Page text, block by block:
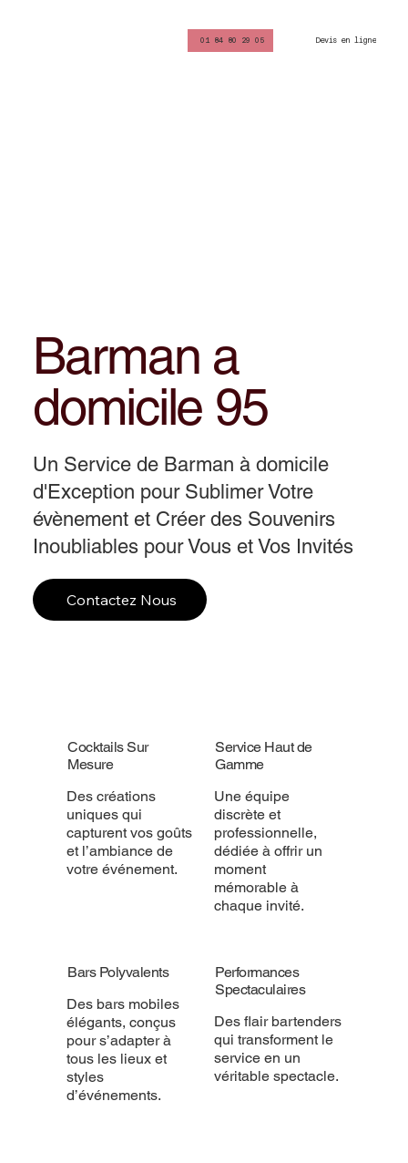
01 84 80 29 05 Devis en ligne
Barman a
domicile 95
Un Service de Barman à domicile
d'Exception pour Sublimer Votre
évènement et Créer des Souvenirs
Inoubliables pour Vous et Vos Invités
Contactez Nous
Cocktails Sur
Mesure
Des créations
uniques qui
capturent vos goûts
et l’ambiance de
votre événement.
Service Haut de
Gamme
Une équipe
discrète et
professionnelle,
dédiée à offrir un
moment
mémorable à
chaque invité.
Bars Polyvalents
Des bars mobiles
élégants, conçus
pour s’adapter à
tous les lieux et
styles
d’événements.
Performances
Spectaculaires
Des flair bartenders
qui transforment le
service en un
véritable spectacle.